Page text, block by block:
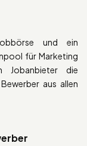
und ein
für Marketing
Jobanbieter die
aus allen